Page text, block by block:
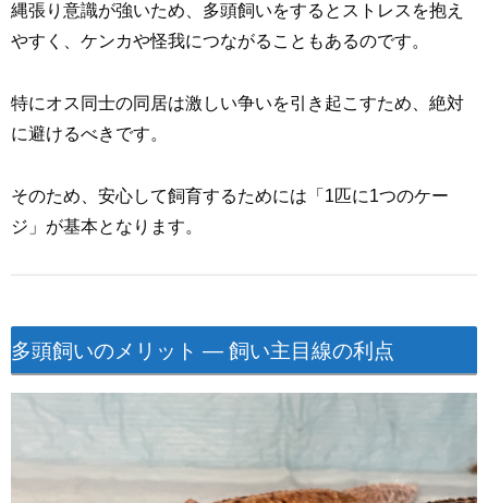
縄張り意識が強いため、多頭飼いをするとストレスを抱え
やすく、ケンカや怪我につながることもあるのです。
特にオス同士の同居は激しい争いを引き起こすため、絶対
に避けるべきです。
そのため、安心して飼育するためには「1匹に1つのケー
ジ」が基本となります。
多頭飼いのメリット ― 飼い主目線の利点